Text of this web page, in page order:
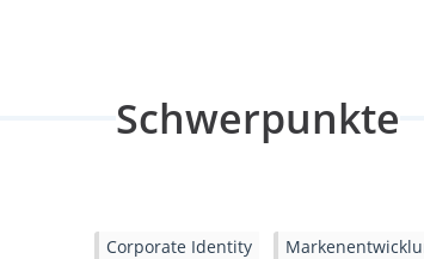
Schwerpunkte
Corporate Identity